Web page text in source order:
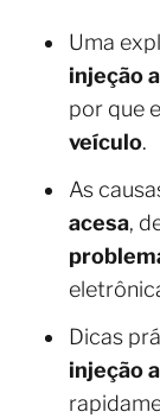
Uma
injeção
por que
veículo.
As
acesa,
Dicas
injeção